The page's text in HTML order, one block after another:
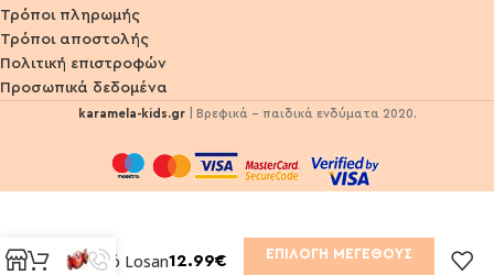
Τρόποι πληρωμής
Τρόποι αποστολής
Πολιτική επιστροφών
Προσωπικά δεδομένα
karamela-kids.gr | Βρεφικά - παιδικά ενδύματα 2020.
Μαγιό Losan12.99€ ΕΠΙΛΟΓΉ ΜΕΓΈΘΟΥΣ